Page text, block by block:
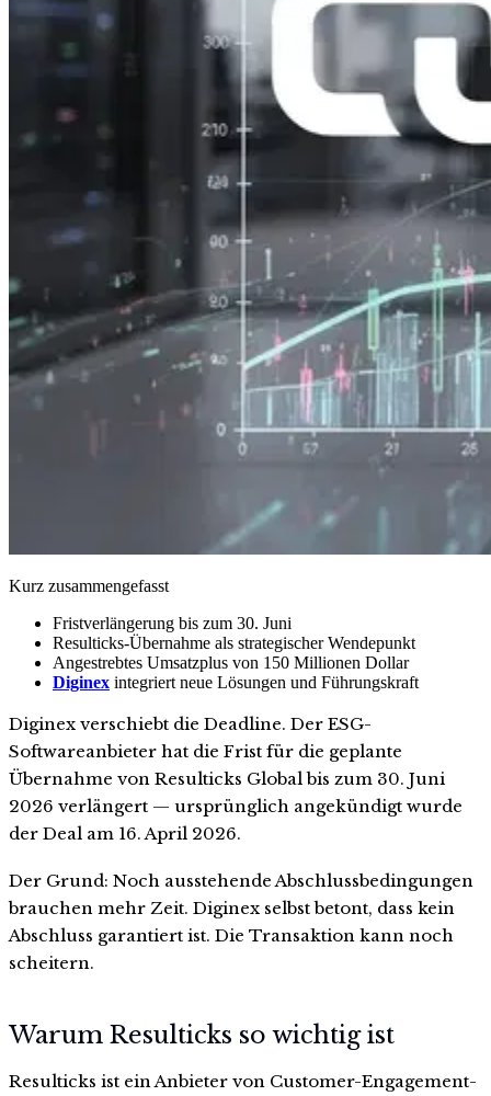
Kurz zusammengefasst
Fristverlängerung bis zum 30. Juni
Resulticks-Übernahme als strategischer Wendepunkt
Angestrebtes Umsatzplus von 150 Millionen Dollar
Diginex integriert neue Lösungen und Führungskraft
Diginex verschiebt die Deadline. Der ESG-
Softwareanbieter hat die Frist für die geplante
Übernahme von Resulticks Global bis zum 30. Juni
2026 verlängert — ursprünglich angekündigt wurde
der Deal am 16. April 2026.
Der Grund: Noch ausstehende Abschlussbedingungen
brauchen mehr Zeit. Diginex selbst betont, dass kein
Abschluss garantiert ist. Die Transaktion kann noch
scheitern.
Warum Resulticks so wichtig ist
Resulticks ist ein Anbieter von Customer-Engagement-